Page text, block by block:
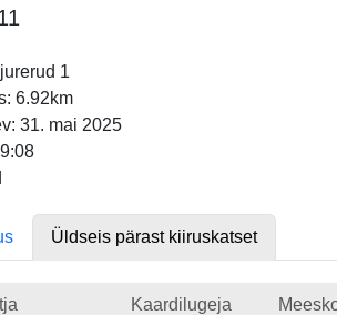
1
6.92km
31. mai 2025
Üldseis pärast kiiruskatset
Kaardilugeja